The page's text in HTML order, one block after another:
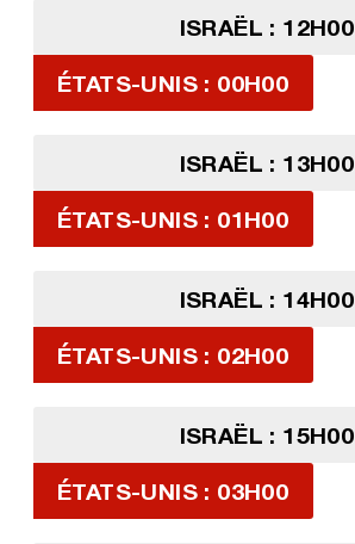
ISRAËL : 12H00
ÉTATS-UNIS : 00H00
ISRAËL : 13H00
ÉTATS-UNIS : 01H00
ISRAËL : 14H00
ÉTATS-UNIS : 02H00
ISRAËL : 15H00
ÉTATS-UNIS : 03H00